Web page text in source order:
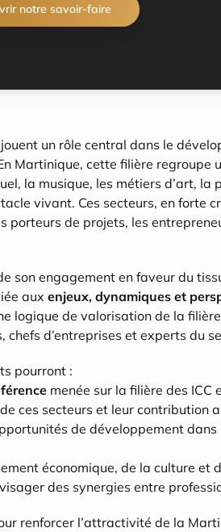
notre savoir-faire
jouent un rôle central dans le
Martinique, cette filière regroupe
la musique, les métiers d’art, la
vivant. Ces secteurs, en forte
porteurs de projets, les
son engagement en faveur du
aux enjeux, dynamiques et
logique de valorisation de la
d’entreprises et experts du
pourront :
menée sur la filière des ICC
de ces secteurs et leur contribution
de développement dans
économique, de la culture et
des synergies entre
renforcer l’attractivité de la